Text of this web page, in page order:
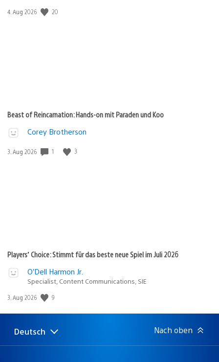
Veröffentlichungsdatum:
4. Aug 2026 20
Beast of Reincarnation: Hands-on mit Paraden und Koo
Corey Brotherson
Veröffentlichungsdatum:
3. Aug 2026 1 3
Players’ Choice: Stimmt für das beste neue Spiel im Juli 2026
O’Dell Harmon Jr.
Specialist, Content Communications, SIE
Veröffentlichungsdatum:
3. Aug 2026 9
Select
a
Aktuelle
Region:
Deutsch Nach oben